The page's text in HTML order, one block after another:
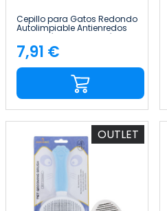
Cepillo para Gatos Redondo
Autolimpiable Antienredos
con Botón de Liberación
Glückpet
Precio
7,91 €
OUTLET